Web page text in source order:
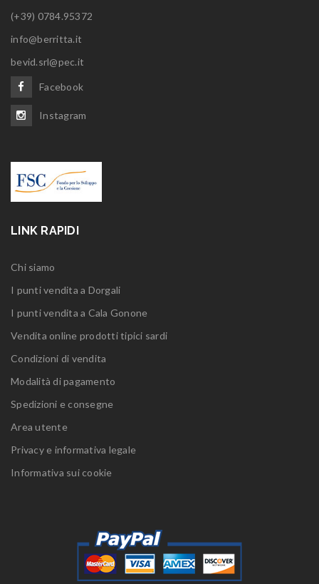
(+39) 0784.95372
info@berritta.it
bevid.srl@pec.it
Facebook
Instagram
LINK RAPIDI
Chi siamo
I punti vendita a Dorgali
I punti vendita a Cala Gonone
Vendita online prodotti tipici sardi
Condizioni di vendita
Modalità di pagamento
Spedizioni e consegne
Area utente
Privacy e informativa legale
Informativa sui cookie